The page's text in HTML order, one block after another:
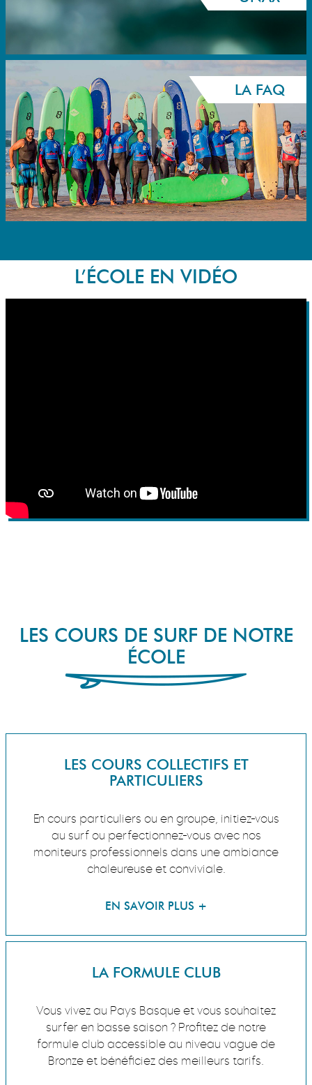
LA FAQ
L’ÉCOLE EN VIDÉO
LES COURS DE SURF DE NOTRE
ÉCOLE
LES COURS COLLECTIFS ET
PARTICULIERS
En cours particuliers ou en groupe, initiez-vous
au surf ou perfectionnez-vous avec nos
moniteurs professionnels dans une ambiance
chaleureuse et conviviale.
LA FORMULE CLUB
Vous vivez au Pays Basque et vous souhaitez
surfer en basse saison ? Profitez de notre
formule club accessible au niveau vague de
Bronze et bénéficiez des meilleurs tarifs.